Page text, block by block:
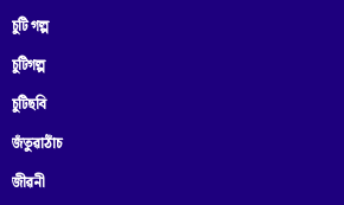
চুটি গল্প
চুটিগল্প
চুটিছবি
জঁতুৱাঠাঁচ
জীৱনী